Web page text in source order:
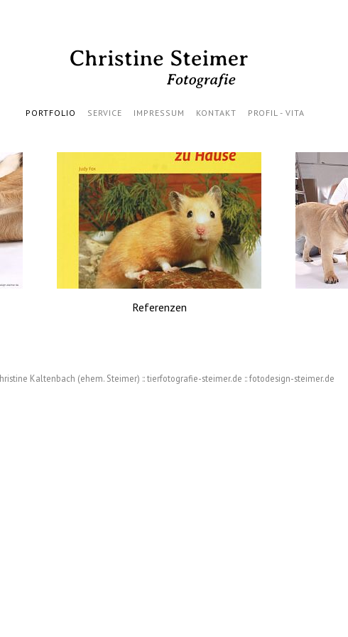
PORTFOLIO SERVICE IMPRESSUM KONTAKT PROFIL - VITA
Referenzen
Kaltenbach (ehem. Steimer) :: tierfotografie-steimer.de :: fotodesign-steimer.de